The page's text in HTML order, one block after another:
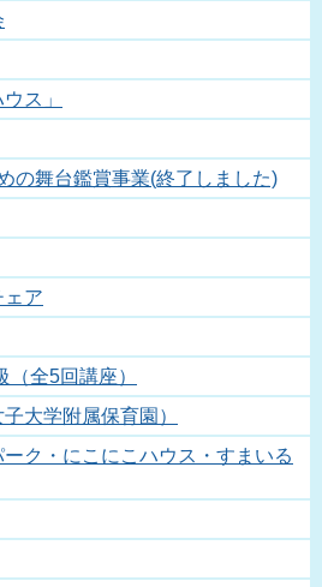
ス」
の舞台鑑賞事業(終了しました)
ア
全5回講座）
大学附属保育園）
ク・にこにこハウス・すまいる